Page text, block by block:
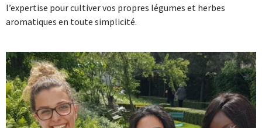
l’expertise pour cultiver vos propres légumes et herbes
aromatiques en toute simplicité.